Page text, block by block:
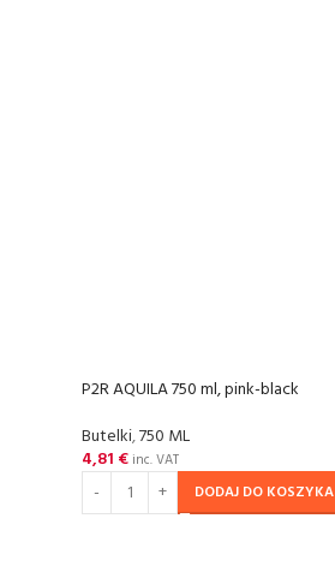
P2R AQUILA 750 ml, pink-black
Butelki,750 ML
4,81 € inc. VAT
DODAJ DO KOSZYKA